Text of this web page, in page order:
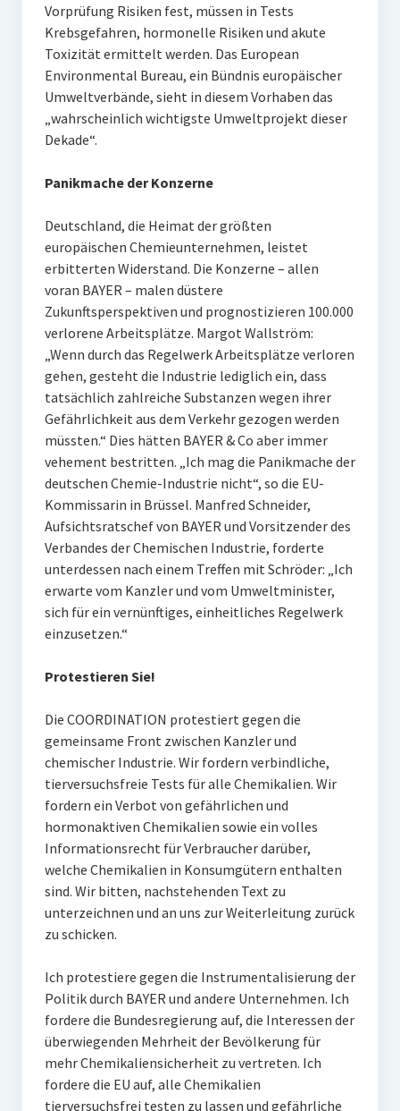
Vorprüfung Risiken fest, müssen in Tests
Krebsgefahren, hormonelle Risiken und akute
Toxizität ermittelt werden. Das European
Environmental Bureau, ein Bündnis europäischer
Umweltverbände, sieht in diesem Vorhaben das
„wahrscheinlich wichtigste Umweltprojekt dieser
Dekade“.
Panikmache der Konzerne
Deutschland, die Heimat der größten
europäischen Chemieunternehmen, leistet
erbitterten Widerstand. Die Konzerne – allen
voran BAYER – malen düstere
Zukunftsperspektiven und prognostizieren 100.000
verlorene Arbeitsplätze. Margot Wallström:
„Wenn durch das Regelwerk Arbeitsplätze verloren
gehen, gesteht die Industrie lediglich ein, dass
tatsächlich zahlreiche Substanzen wegen ihrer
Gefährlichkeit aus dem Verkehr gezogen werden
müssten.“ Dies hätten BAYER & Co aber immer
vehement bestritten. „Ich mag die Panikmache der
deutschen Chemie-Industrie nicht“, so die EU-
Kommissarin in Brüssel. Manfred Schneider,
Aufsichtsratschef von BAYER und Vorsitzender des
Verbandes der Chemischen Industrie, forderte
unterdessen nach einem Treffen mit Schröder: „Ich
erwarte vom Kanzler und vom Umweltminister,
sich für ein vernünftiges, einheitliches Regelwerk
einzusetzen.“
Protestieren Sie!
Die COORDINATION protestiert gegen die
gemeinsame Front zwischen Kanzler und
chemischer Industrie. Wir fordern verbindliche,
tierversuchsfreie Tests für alle Chemikalien. Wir
fordern ein Verbot von gefährlichen und
hormonaktiven Chemikalien sowie ein volles
Informationsrecht für Verbraucher darüber,
welche Chemikalien in Konsumgütern enthalten
sind. Wir bitten, nachstehenden Text zu
unterzeichnen und an uns zur Weiterleitung zurück
zu schicken.
Ich protestiere gegen die Instrumentalisierung der
Politik durch BAYER und andere Unternehmen. Ich
fordere die Bundesregierung auf, die Interessen der
überwiegenden Mehrheit der Bevölkerung für
mehr Chemikaliensicherheit zu vertreten. Ich
fordere die EU auf, alle Chemikalien
tierversuchsfrei testen zu lassen und gefährliche